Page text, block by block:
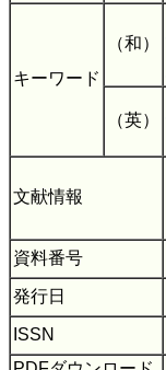
キーワード
（和）
（英）
文献情報
資料番号
発行日
ISSN